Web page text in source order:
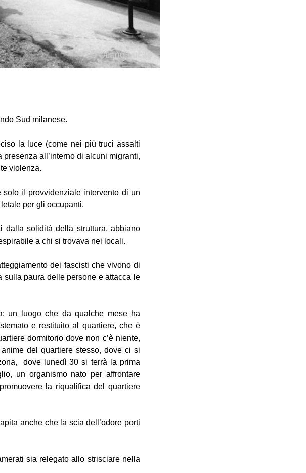
Sud milanese.
la luce (come nei più truci assalti
all’interno di alcuni migranti,
violenza.
il provvidenziale intervento di un
per gli occupanti.
dalla solidità della struttura, abbiano
a chi si trovava nei locali.
dei fascisti che vivono di
sulla paura delle persone e attacca le
un luogo che da qualche mese ha
e restituito al quartiere, che è
dormitorio dove non c’è niente,
del quartiere stesso, dove ci si
dove lunedì 30 si terrà la prima
un organismo nato per affrontare
la riqualifica del quartiere
anche che la scia dell’odore porti
sia relegato allo strisciare nella